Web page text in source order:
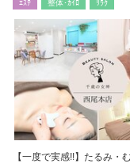
ｴｽﾃ 整体･ｶｲﾛ ﾘﾗｸ
【一度で実感!!】たるみ